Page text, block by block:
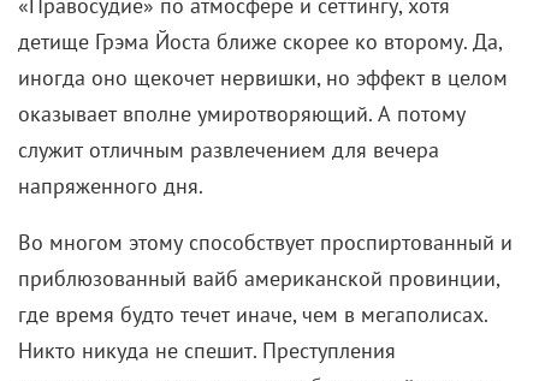
детище Грэма Йоста ближе скорее ко второму. Да,
иногда оно щекочет нервишки, но эффект в целом
оказывает вполне умиротворяющий. А потому
служит отличным развлечением для вечера
напряженного дня.
приблюзованный вайб американской провинции,
где время будто течет иначе, чем в мегаполисах.
Никто никуда не спешит. Преступления
совершаются и раскрываются без всякой горячки.